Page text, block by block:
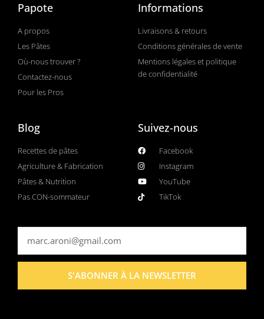
Papote
A propos
Les Pâtes
Où-nous trouver ?
Contactez-nous
Pour les Pros
Informations
Livraisons & retours
Conditions générales de vente
Mentions légales et politique
de confidentialité
Blog
Recettes de pâtes
Agriculture & Fabrication
Pâtes & Nutrition
Pas CON-sommateur
Suivez-nous
Facebook
Instagram
YouTube
TikTok
S'ABONNER À LA NEWSLETTER